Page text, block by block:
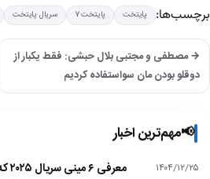
برچسب‌ها: پایتخت پایتخت 7 سریال پایتخت
→ مصطفی و مجتبی بلال حبشی: فقط یکبار از
دوقلو بودن مان سواستفاده کردیم
📢مهم‌ترین اخبار
۱۴۰۴/۱۲/۲۵ معرفی ۶ مینی سریال ۲۰۲۵ که نباید از دست بدهید!